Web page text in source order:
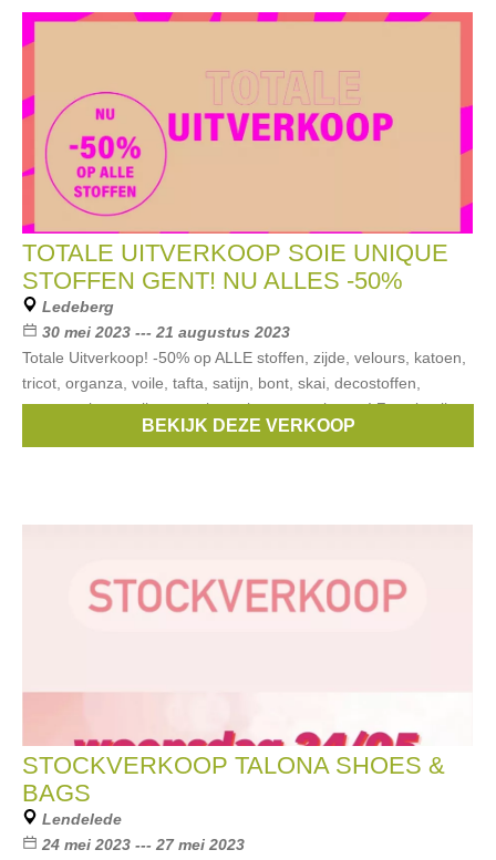
TOTALE UITVERKOOP SOIE UNIQUE
STOFFEN GENT! NU ALLES -50%
Ledeberg
30 mei 2023 --- 21 augustus 2023
Totale Uitverkoop! -50% op ALLE stoffen, zijde, velours, katoen,
tricot, organza, voile, tafta, satijn, bont, skai, decostoffen,
canvas, viscose, linnen, tule; wol, en zoveel meer! Zowel online
BEKIJK DEZE VERKOOP
STOCKVERKOOP TALONA SHOES &
BAGS
Lendelede
24 mei 2023 --- 27 mei 2023